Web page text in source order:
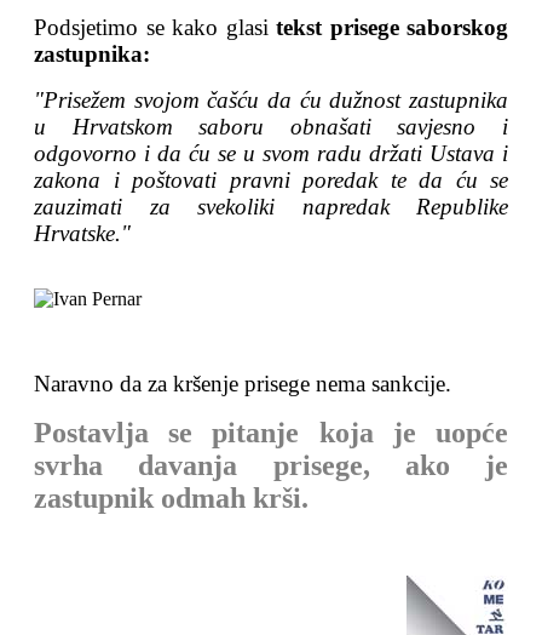
Podsjetimo se kako glasi tekst prisege saborskog
zastupnika:
"Prisežem svojom čašću da ću dužnost zastupnika
u Hrvatskom saboru obnašati savjesno i
odgovorno i da ću se u svom radu držati Ustava i
zakona i poštovati pravni poredak te da ću se
zauzimati za svekoliki napredak Republike
Hrvatske."
Naravno da za kršenje prisege nema sankcije.
Postavlja se pitanje koja je uopće
svrha davanja prisege, ako je
zastupnik odmah krši.